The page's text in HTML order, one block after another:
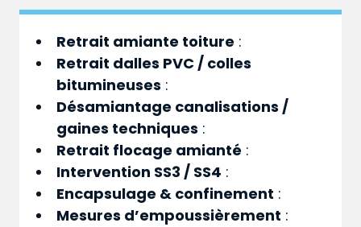
Retrait amiante toiture :
Retrait dalles PVC / colles
bitumineuses :
Désamiantage canalisations /
gaines techniques :
Retrait flocage amianté :
Intervention SS3 / SS4 :
Encapsulage & confinement :
Mesures d’empoussièrement :